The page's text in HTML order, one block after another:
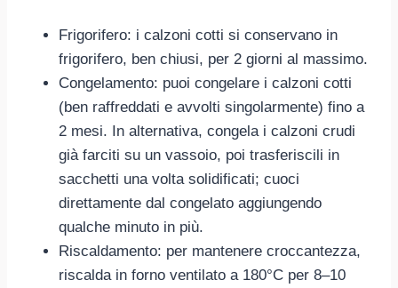
Frigorifero: i calzoni cotti si conservano in
frigorifero, ben chiusi, per 2 giorni al massimo.
Congelamento: puoi congelare i calzoni cotti
(ben raffreddati e avvolti singolarmente) fino a
2 mesi. In alternativa, congela i calzoni crudi
già farciti su un vassoio, poi trasferiscili in
sacchetti una volta solidificati; cuoci
direttamente dal congelato aggiungendo
qualche minuto in più.
Riscaldamento: per mantenere croccantezza,
riscalda in forno ventilato a 180°C per 8–10